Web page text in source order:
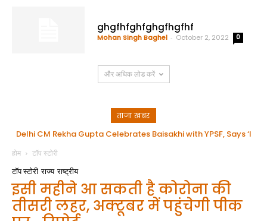
ghgfhfghfghgfhgfhf
Mohan Singh Baghel - October 2, 2022 0
और अधिक लोड करें